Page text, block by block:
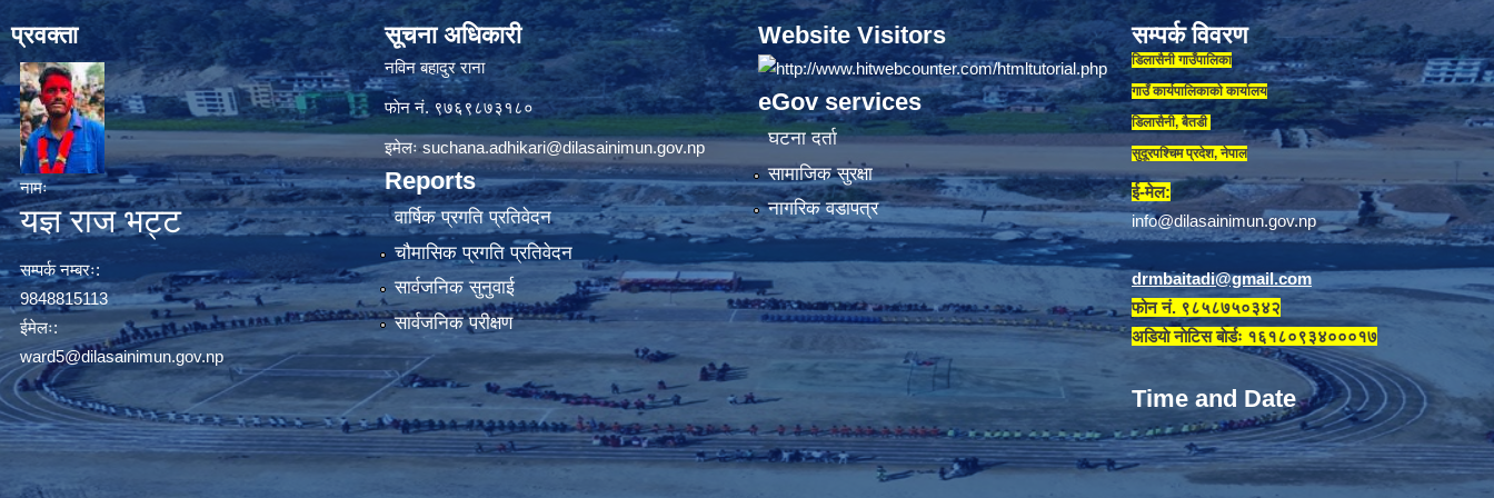
प्रवक्ता
नामः
यज्ञ राज भट्ट
सम्पर्क नम्बरः:
9848815113
ईमेलः:
ward5@dilasainimun.gov.np
सूचना अधिकारी
नविन बहादुर राना
फाेन नं. ९७६९८७३१८०
इमेलःsuchana.adhikari@dilasainimun.gov.np
Reports
वार्षिक प्रगति प्रतिवेदन
चौमासिक प्रगति प्रतिवेदन
सार्वजनिक सुनुवाई
सार्वजनिक परीक्षण
Website Visitors
eGov services
घटना दर्ता
सामाजिक सुरक्षा
नागरिक वडापत्र
सम्पर्क विवरण
डिलासैनी गाउँपालिका
गाउँ कार्यपालिकाकाे कार्यालय
डिलासैनी, बैतडी
सुदूरपश्चिम प्रदेश, नेपाल
ई-मेल:
info@dilasainimun.gov.np
drmbaitadi@gmail.com
फोन नं. ९८५८७५०३४२
अडियाे नाेटिस बाेर्डः १६१८०९३४०००१७
Time and Date